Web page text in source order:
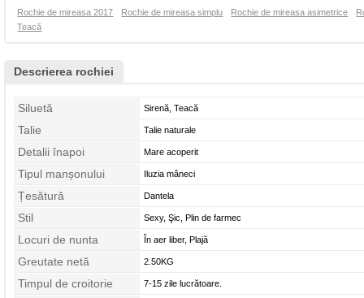
Rochie de mireasa 2017 Rochie de mireasa simplu Rochie de mireasa asimetrice
Teacă
Descrierea rochiei
Siluetă Sirenă, Teacă
Talie Talie naturale
Detalii înapoi Mare acoperit
Tipul manșonului Iluzia mâneci
Țesătură Dantela
Stil Sexy, Şic, Plin de farmec
Locuri de nunta În aer liber, Plajă
Greutate netă 2.50KG
Timpul de croitorie 7-15 zile lucrătoare.